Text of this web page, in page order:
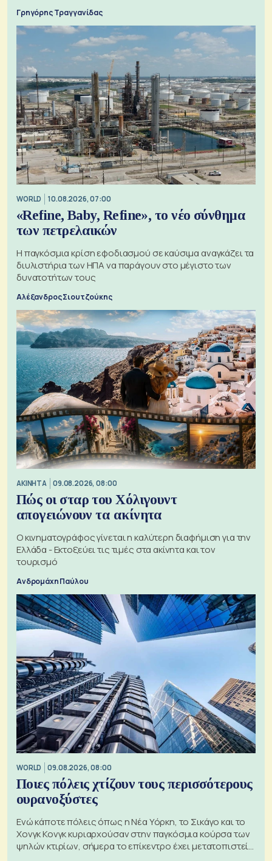
Γρηγόρης Τραγγανίδας
WORLD 10.08.2026, 07:00
«Refine, Baby, Refine», το νέο σύνθημα
των πετρελαικών
Η παγκόσμια κρίση εφοδιασμού σε καύσιμα αναγκάζει τα
διυλιστήρια των ΗΠΑ να παράγουν στο μέγιστο των
δυνατοτήτων τους
Αλέξανδρος Σιουτζούκης
ΑΚΙΝΗΤΑ 09.08.2026, 08:00
Πώς οι σταρ του Χόλιγουντ
απογειώνουν τα ακίνητα
Ο κινηματογράφος γίνεται η καλύτερη διαφήμιση για την
Ελλάδα - Εκτοξεύει τις τιμές στα ακίνητα και τον
τουρισμό
Ανδρομάχη Παύλου
WORLD 09.08.2026, 08:00
Ποιες πόλεις χτίζουν τους περισσότερους
ουρανοξύστες
Ενώ κάποτε πόλεις όπως η Νέα Υόρκη, το Σικάγο και το
Χονγκ Κονγκ κυριαρχούσαν στην παγκόσμια κούρσα των
ψηλών κτιρίων, σήμερα το επίκεντρο έχει μετατοπιστεί